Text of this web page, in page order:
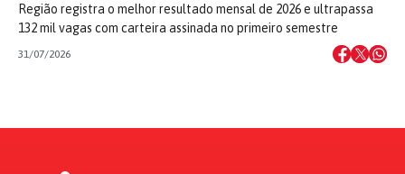
Região registra o melhor resultado mensal de 2026 e ultrapassa
132 mil vagas com carteira assinada no primeiro semestre
31/07/2026